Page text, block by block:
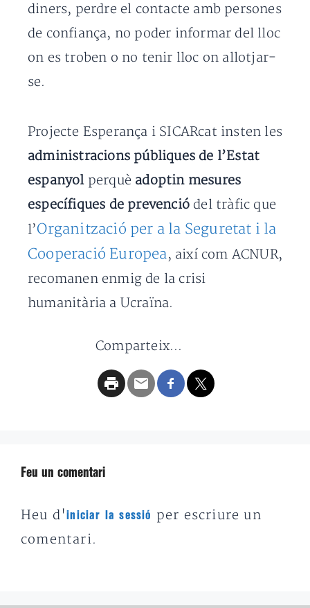
diners, perdre el contacte amb persones
de confiança, no poder informar del lloc
on es troben o no tenir lloc on allotjar-
se.
Projecte Esperança i SICARcat insten les
administracions públiques de l’Estat
espanyolperquè adoptin mesures
específiques de prevenció del tràfic que
l’Organització per a la Seguretat i la
Cooperació Europea, així com ACNUR,
recomanen enmig de la crisi
humanitària a Ucraïna.
Comparteix...
Feu un comentari
Heu d'iniciar la sessió
per escriure un
comentari.